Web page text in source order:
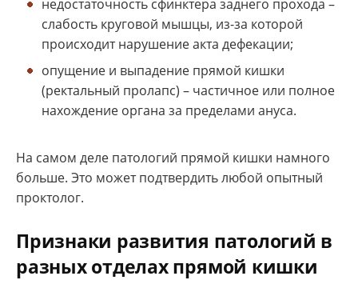
недостаточность сфинктера заднего прохода –
слабость круговой мышцы, из-за которой
происходит нарушение акта дефекации;
опущение и выпадение прямой кишки
(ректальный пролапс) – частичное или полное
нахождение органа за пределами ануса.
На самом деле патологий прямой кишки намного
больше. Это может подтвердить любой опытный
проктолог.
Признаки развития патологий в
разных отделах прямой кишки